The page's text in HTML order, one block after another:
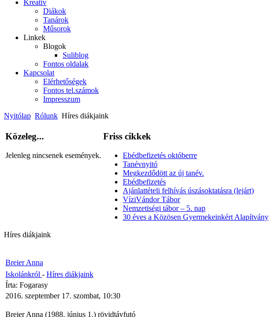
Kreatív
Diákok
Tanárok
Műsorok
Linkek
Blogok
Suliblog
Fontos oldalak
Kapcsolat
Elérhetőségek
Fontos tel.számok
Impresszum
Nyitólap Rólunk Híres diákjaink
Közeleg...
Jelenleg nincsenek események.
Friss cikkek
Ebédbefizetés októberre
Tanévnyitó
Megkezdődött az új tanév.
Ebédbefizetés
Ajánlattételi felhívás úszásoktatásra (lejárt)
VíziVándor Tábor
Nemzetiségi tábor – 5. nap
30 éves a Közösen Gyermekeinkért Alapítvány
Híres diákjaink
Breier Anna
Iskolánkról - Híres diákjaink
Írta: Fogarasy
2016. szeptember 17. szombat, 10:30
Breier Anna (1988. június 1.) rövidtávfutó